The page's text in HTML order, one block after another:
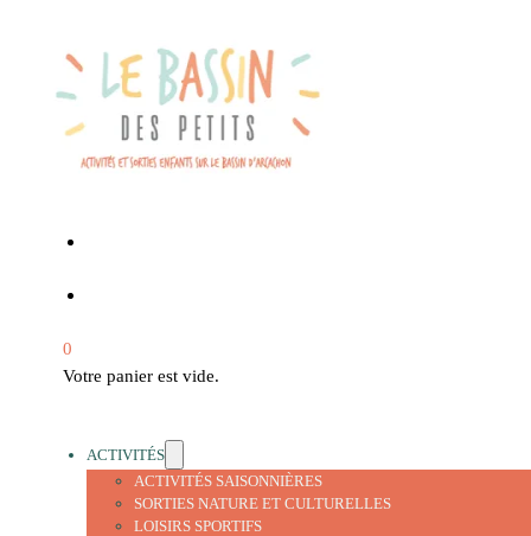
0
Votre panier est vide.
ACTIVITÉS
ACTIVITÉS SAISONNIÈRES
SORTIES NATURE ET CULTURELLES
LOISIRS SPORTIFS